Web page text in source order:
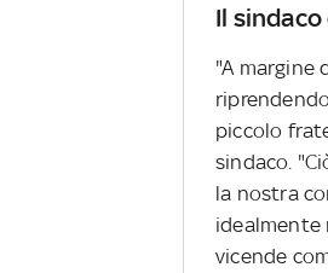
Il
"A margine
piccolo
sindaco.
la nostra
idealmente
vicende